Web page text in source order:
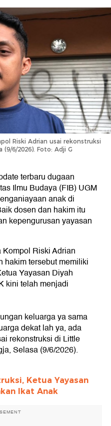
Riski Adrian usai rekonstruksi
(9/6/2026). Foto: Adji G
terbaru dugaan
Ilmu Budaya (FIB) UGM
anak di
dosen dan hakim itu
kepengurusan yayasan
Riski Adrian
hakim tersebut memiliki
Yayasan Diyah
kini telah menjadi
keluarga ya sama
dekat lah ya, ada
rekonstruksi di Little
Selasa (9/6/2026).
Ketua Yayasan
Ikat Anak